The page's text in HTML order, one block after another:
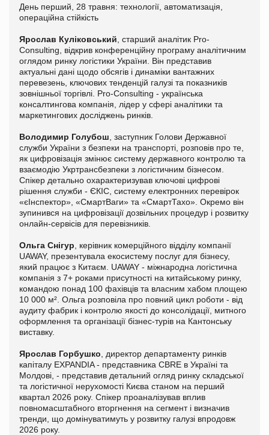
День перший, 28 травня: технології, автоматизація,
операційна стійкість
Ярослав Куліковський , старший аналітик Pro-
Consulting, відкрив конференційну програму аналітичним
оглядом ринку логістики України. Він представив
актуальні дані щодо обсягів і динаміки вантажних
перевезень, ключових тенденцій галузі та показників
зовнішньої торгівлі. Pro-Consulting - українська
консалтингова компанія, лідер у сфері аналітики та
маркетингових досліджень ринків.
Володимир Голубош , заступник Голови Державної
служби України з безпеки на транспорті, розповів про те,
як цифровізація змінює систему державного контролю та
взаємодію Укртрансбезпеки з логістичним бізнесом.
Спікер детально охарактеризував ключові цифрові
рішення служби - ЄКІС, систему електронних перевірок
«єІнспектор», «СмартВаги» та «СмартТахо». Окремо він
зупинився на цифровізації дозвільних процедур і розвитку
онлайн-сервісів для перевізників.
Ольга Снігур , керівник комерційного відділу компанії
UAWAY, презентувала екосистему послуг для бізнесу,
який працює з Китаєм. UAWAY - міжнародна логістична
компанія з 7+ роками присутності на китайському ринку,
командою понад 100 фахівців та власним хабом площею
10 000 м². Ольга розповіла про повний цикл роботи - від
аудиту фабрик і контролю якості до консолідації, митного
оформлення та організації бізнес-турів на Кантонську
виставку.
Ярослав Горбушко , директор департаменту ринків
капіталу EXPANDIA - представника CBRE в Україні та
Молдові, - представив детальний огляд ринку складської
та логістичної нерухомості Києва станом на перший
квартал 2026 року. Спікер проаналізував вплив
повномасштабного вторгнення на сегмент і визначив
тренди, що домінуватимуть у розвитку галузі впродовж
2026 року.